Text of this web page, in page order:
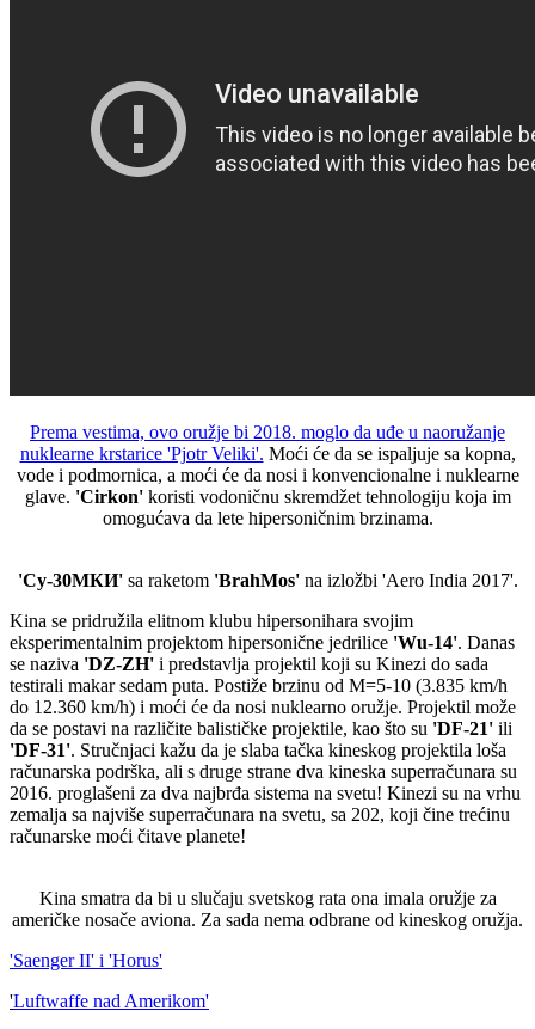
Prema vestima, ovo oružje bi 2018. moglo da uđe u naoružanje
nuklearne krstarice 'Pjotr Veliki'. Moći će da se ispaljuje sa kopna,
vode i podmornica, a moći će da nosi i konvencionalne i nuklearne
glave. 'Cirkon'koristi vodoničnu skremdžet tehnologiju koja im
omogućava da lete hipersoničnim brzinama.
'Су-30МКИ'sa raketom 'BrahMos'na izložbi 'Aero India 2017'.
Kina se pridružila elitnom klubu hipersonihara svojim
eksperimentalnim projektom hipersonične jedrilice 'Wu-14'. Danas
se naziva 'DZ-ZH' i predstavlja projektil koji su Kinezi do sada
testirali makar sedam puta. Postiže brzinu od M=5-10 (3.835 km/h
do 12.360 km/h) i moći će da nosi nuklearno oružje. Projektil može
da se postavi na različite balističke projektile, kao što su 'DF-21' ili
'DF-31'. Stručnjaci kažu da je slaba tačka kineskog projektila loša
računarska podrška, ali s druge strane dva kineska superračunara su
2016. proglašeni za dva najbrđa sistema na svetu! Kinezi su na vrhu
zemalja sa najviše superračunara na svetu, sa 202, koji čine trećinu
računarske moći čitave planete!
Kina smatra da bi u slučaju svetskog rata ona imala oružje za
američke nosače aviona. Za sada nema odbrane od kineskog oružja.
'Saenger II' i 'Horus'
'Luftwaffe nad Amerikom'